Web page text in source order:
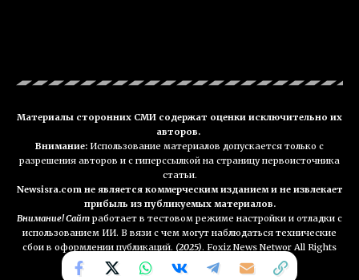
Материалы сторонних СМИ содержат оценки исключительно их
авторов.
Внимание: Использование материалов допускается только с
разрешения авторов и с гиперссылкой на страницу первоисточника
статьи.
Newsisra.com не является коммерческим изданием и не извлекает
прибыль из публикуемых материалов.
Внимание! Сайт работает в тестовом режиме настройки и отладки с
использованием ИИ. В вязи с чем могут наблюдаться технические
сбои в оформлении публикаций. (2025). Foxiz News Networ All Rights
Reserved. NEWSisra.com